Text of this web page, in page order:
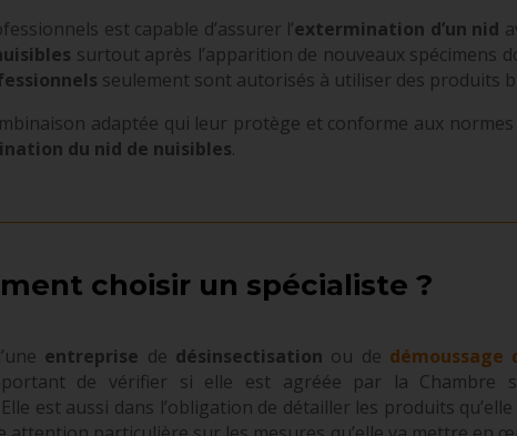
est capable d’assurer l’extermination d’un nid
surtout après l’apparition de nouveaux spécimens
seulement sont autorisés à utiliser des produits
adaptée qui leur protège et conforme aux
du nid de nuisibles.
choisir un spécialiste ?
entreprise de désinsectisation ou de
de vérifier si elle est agréée par la Chambre
Elle est aussi dans l’obligation de détailler les produits